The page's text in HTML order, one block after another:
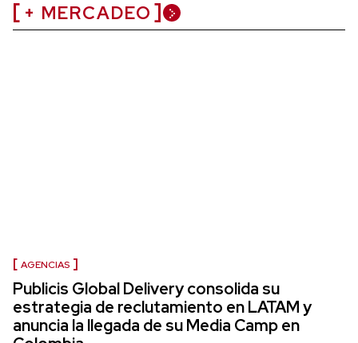
+ MERCADEO
AGENCIAS
Publicis Global Delivery consolida su
estrategia de reclutamiento en LATAM y
anuncia la llegada de su Media Camp en